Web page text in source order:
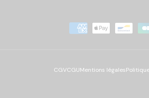
Moyens de paiement
CGVCGUMentions légales